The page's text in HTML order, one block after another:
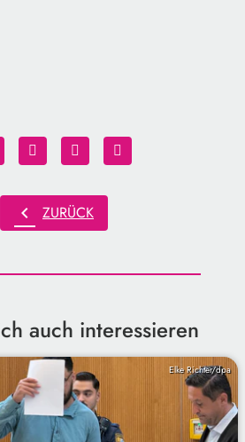
chevron_left ZURÜCK
auch interessieren
Elke Richter/dpa